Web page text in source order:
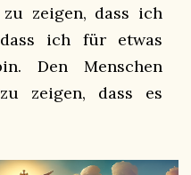
zeigen, dass ich
ich für etwas
Den Menschen
zeigen, dass es